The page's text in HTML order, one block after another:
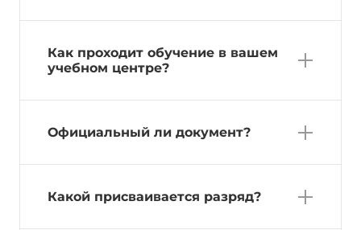
Как проходит обучение в вашем
учебном центре?
Официальный ли документ?
Какой присваивается разряд?